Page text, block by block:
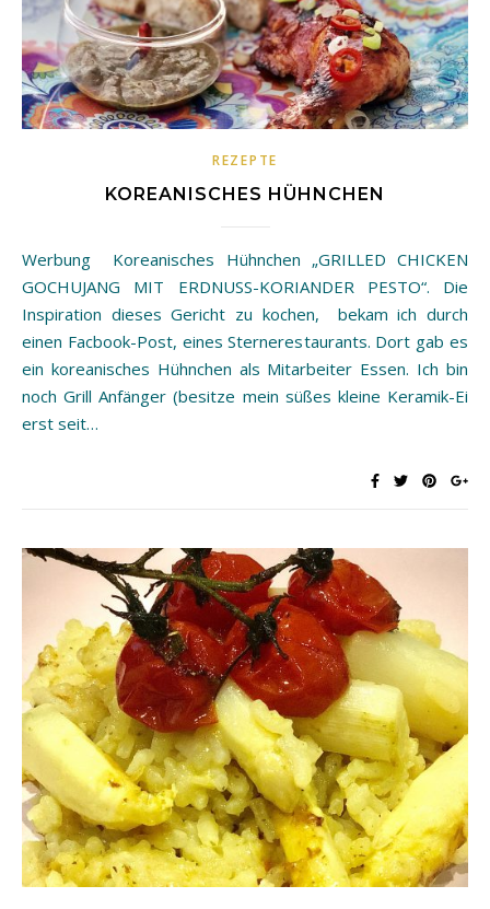
REZEPTE
KOREANISCHES HÜHNCHEN
Werbung Koreanisches Hühnchen „GRILLED CHICKEN
GOCHUJANG MIT ERDNUSS-KORIANDER PESTO“. Die
Inspiration dieses Gericht zu kochen, bekam ich durch
einen Facbook-Post, eines Sternerestaurants. Dort gab es
ein koreanisches Hühnchen als Mitarbeiter Essen. Ich bin
noch Grill Anfänger (besitze mein süßes kleine Keramik-Ei
erst seit…